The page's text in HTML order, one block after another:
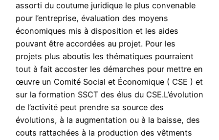
assorti du coutume juridique le plus convenable
pour l’entreprise, évaluation des moyens
économiques mis à disposition et les aides
pouvant être accordées au projet. Pour les
projets plus aboutis les thématiques pourraient
tout à fait accoster les démarches pour mettre en
œuvre un Comité Social et Économique ( CSE ) et
sur la formation SSCT des élus du CSE.L’évolution
de l’activité peut prendre sa source des
évolutions, à la augmentation ou à la baisse, des
couts rattachées à la production des vêtments